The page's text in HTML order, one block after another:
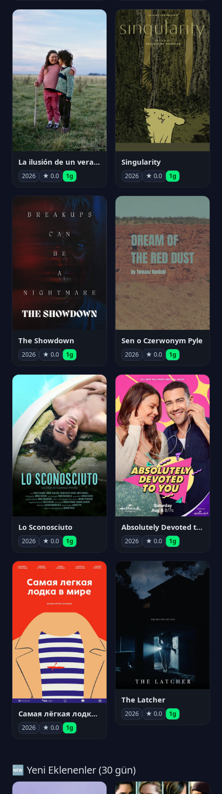
La ilusión de un verano sin fin
2026 ★ 0.0 1g
Singularity
2026 ★ 0.0 1g
The Showdown
2026 ★ 0.0 1g
Sen o Czerwonym Pyle
2026 ★ 0.0 1g
Lo Sconosciuto
2026 ★ 0.0 1g
Absolutely Devoted to You
2026 ★ 0.0 1g
Самая лёгкая лодка в мире
2026 ★ 0.0 1g
The Latcher
2026 ★ 0.0 1g
🆕 Yeni Eklenenler (30 gün)